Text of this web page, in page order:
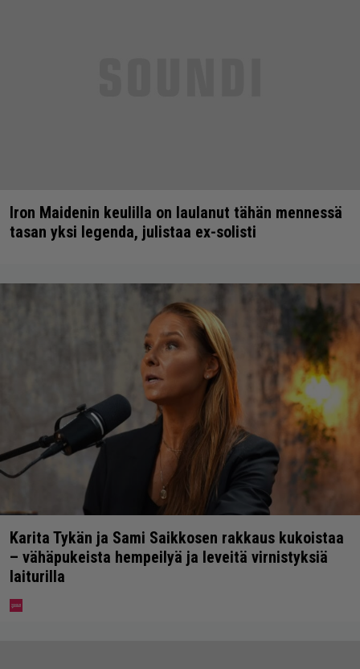
Iron Maidenin keulilla on laulanut tähän mennessä
tasan yksi legenda, julistaa ex-solisti
Karita Tykän ja Sami Saikkosen rakkaus kukoistaa
– vähäpukeista hempeilyä ja leveitä virnistyksiä
laiturilla